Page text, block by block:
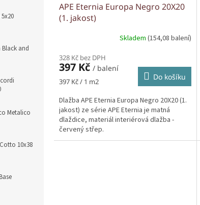
and
Metalico
10x38
APE Eternia Europa Negro 20X20
(1. jakost)
Skladem (154,08 balení)
328 Kč bez DPH
397 Kč / balení
Měrná
397 Kč / 1 m2 Do košíku
Dlažba APE Eternia Europa Negro 20X20 (1.
jakost) ze série APE Eternia je matná
dlaždice, materiál interiérová dlažba -
červený střep.